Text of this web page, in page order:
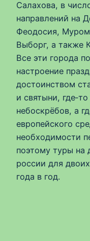
Салахова, в
направлений на
Феодосия,
Выборг, а также
Все эти города
настроение
достоинством
и святыни,
небоскрёбов, а
европейского
необходимости
поэтому туры на
россии для
года в год.